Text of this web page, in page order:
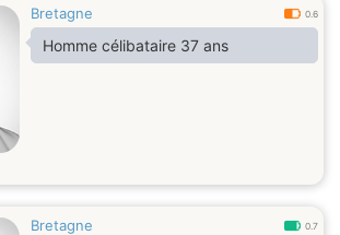
Bretagne 0.6
Homme célibataire 37 ans
Bretagne 0.7